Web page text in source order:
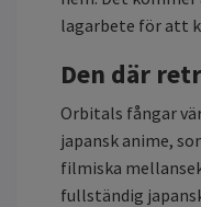
lagarbete för att
Den där
Orbitals fångar
japansk anime,
filmiska
fullständig